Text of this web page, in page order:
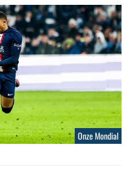
Onze Mondial